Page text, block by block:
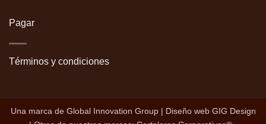
Pagar
Términos y condiciones
Una marca de Global Innovation Group| Diseño web GIG Design